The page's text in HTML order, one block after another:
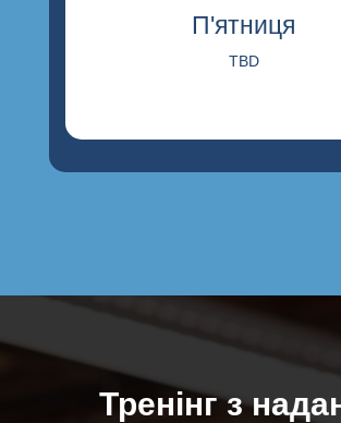
П'ятниця
TBD
Тренінг з